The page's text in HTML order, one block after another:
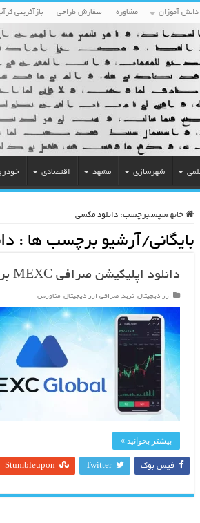
دانش آموزان مشاوره سفارش طراحی بازآفرینی
شهرسازی مشهد اقتصادی
خانه سپس برچسب:دانلود مکسی
بایگانی/آرشیو برچسب ها :
دانلود اپلیکیشن صرافی MEXC برای زبان فارسی و کاربران ایرانی
ارز دیجیتال,ترید,صرافی ارز دیجیتال, متاورس
بیشتر بخوانید »
فیس بوک Twitter
Stumbleupon